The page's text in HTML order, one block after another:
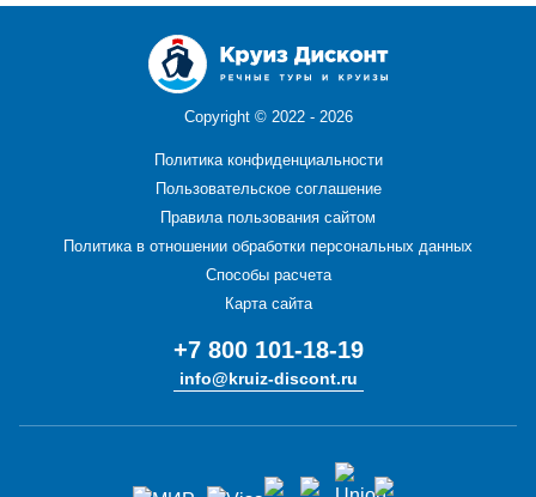
Copyright © 2022 - 2026
Политика конфиденциальности
Пользовательское соглашение
Правила пользования сайтом
Политика в отношении обработки персональных данных
Способы расчета
Карта сайта
+7 800 101-18-19
info@kruiz-discont.ru